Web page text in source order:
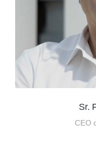
Sr.
CEO